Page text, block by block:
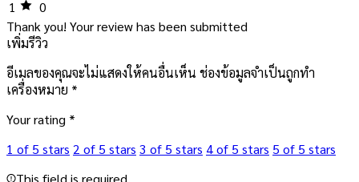
1
0
Thank you! Your review has been submitted
เพิ่มรีวิว
อีเมลของคุณจะไม่แสดงให้คนอื่นเห็น ช่องข้อมูลจำเป็นถูกทำ
เครื่องหมาย *
Your rating *
1 of 5 stars 2 of 5 stars 3 of 5 stars 4 of 5 stars 5 of 5 stars
This field is required.